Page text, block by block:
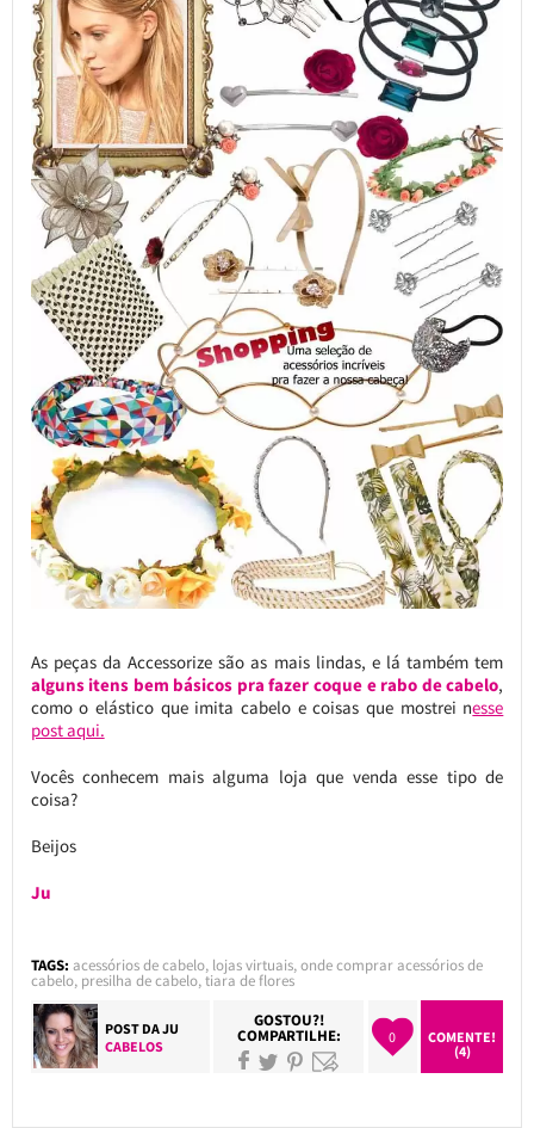
As peças da Accessorize são as mais lindas, e lá também tem
alguns itens bem básicos pra fazer coque e rabo de cabelo,
como o elástico que imita cabelo e coisas que mostrei nesse
post aqui.
Vocês conhecem mais alguma loja que venda esse tipo de
coisa?
Beijos
Ju
TAGS: acessórios de cabelo, lojas virtuais,onde comprar acessórios de
cabelo, presilha de cabelo,tiara de flores
POST DAJU
CABELOS
GOSTOU?!
COMPARTILHE: 0
COMENTE!
(4)